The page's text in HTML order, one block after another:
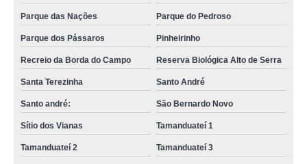
Parque das Nações Parque do Pedroso
Parque dos Pássaros Pinheirinho
Recreio da Borda do Campo Reserva Biológica Alto de Serra
Santa Terezinha Santo André
Santo andré: São Bernardo Novo
Sítio dos Vianas Tamanduateí 1
Tamanduateí 2 Tamanduateí 3